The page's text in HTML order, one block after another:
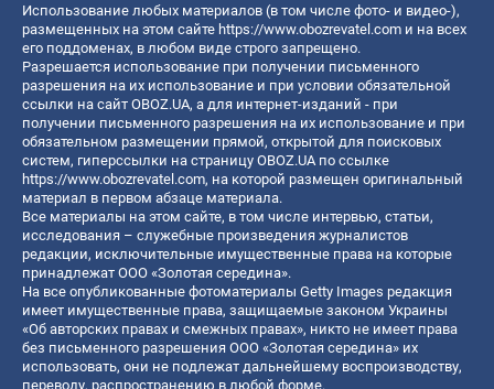
Использование любых материалов (в том числе фото- и видео-),
размещенных на этом сайте https://www.obozrevatel.com и на всех
его поддоменах, в любом виде строго запрещено.
Разрешается использование при получении письменного
разрешения на их использование и при условии обязательной
ссылки на сайт OBOZ.UA, а для интернет-изданий - при
получении письменного разрешения на их использование и при
обязательном размещении прямой, открытой для поисковых
систем, гиперссылки на страницу OBOZ.UA по ссылке
https://www.obozrevatel.com, на которой размещен оригинальный
материал в первом абзаце материала.
Все материалы на этом сайте, в том числе интервью, статьи,
исследования – служебные произведения журналистов
редакции, исключительные имущественные права на которые
принадлежат ООО «Золотая середина».
На все опубликованные фотоматериалы Getty Images редакция
имеет имущественные права, защищаемые законом Украины
«Об авторских правах и смежных правах», никто не имеет права
без письменного разрешения ООО «Золотая середина» их
использовать, они не подлежат дальнейшему воспроизводству,
переводу, распространению в любой форме.